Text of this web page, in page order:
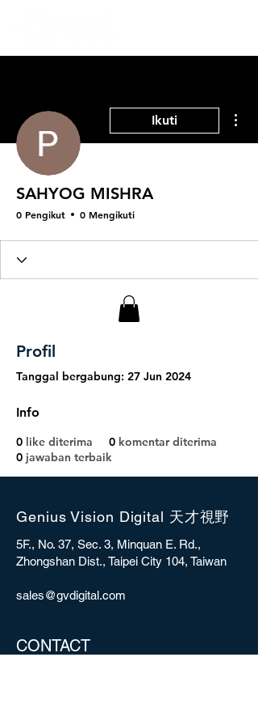
Ikuti
SAHYOG MISHRA
0 Pengikut 0 Mengikuti
Profil
Tanggal bergabung: 27 Jun 2024
Info
0 like diterima 0 komentar diterima
0 jawaban terbaik
Genius Vision Digital 天才視野
5F., No. 37, Sec. 3, Minquan E. Rd.,
Zhongshan Dist., Taipei City 104, Taiwan
sales@gvdigital.com
CONTACT